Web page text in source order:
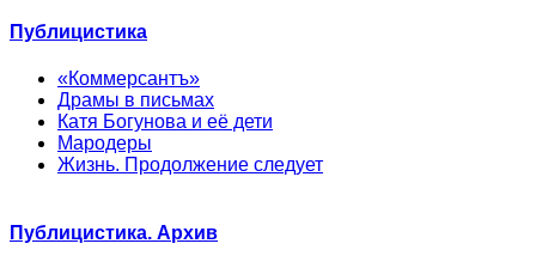
Публицистика
«Коммерсантъ»
Драмы в письмах
Катя Богунова и её дети
Мародеры
Жизнь. Продолжение следует
Публицистика. Архив